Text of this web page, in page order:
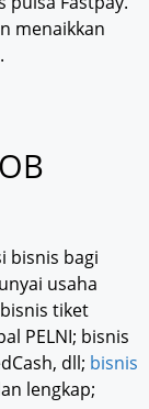
menaikkan
bisnis bagi
usaha
tiket
PELNI; bisnis
dll; bisnis
lengkap;